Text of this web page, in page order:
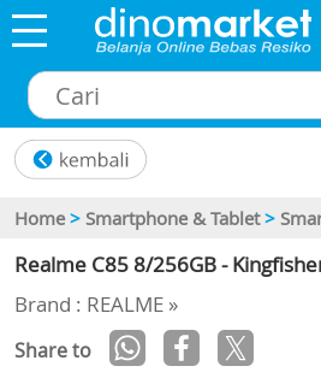
Home > Smartphone & Tablet >
Realme C85 8/256GB -
Brand : REALME »
Share to